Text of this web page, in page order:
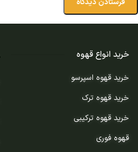
خرید انواع قهوه
خرید قهوه اسپرسو
خرید قهوه ترک
خرید قهوه ترکیبی
قهوه فوری